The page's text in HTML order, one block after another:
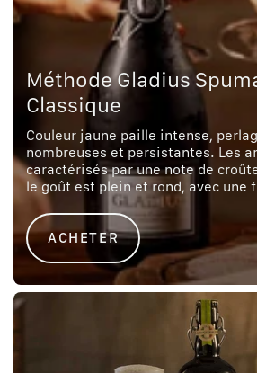
Méthode Gladius
Classique
Couleur jaune paille intense,
nombreuses et persistantes. Les
caractérisés par une note de
le goût est plein et rond, avec une
ACHETER